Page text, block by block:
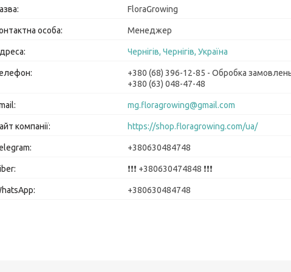
FloraGrowing
Менеджер
Чернігів, Чернігів, Україна
+380 (68) 396-12-85
Обробка
+380 (63) 048-47-48
mg.floragrowing@gmail.com
https://shop.floragrowing.com/ua/
+380630484748
❗❗❗ +380630474848 ❗❗❗
+380630484748